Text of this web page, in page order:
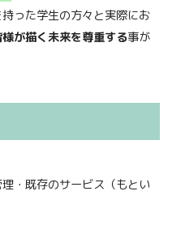
った学生の方々と実際にお
が描く未来を尊重する事が
・既存のサービス（もとい